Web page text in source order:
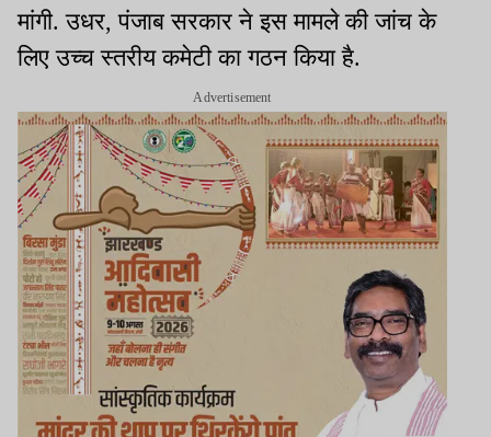
मांगी. उधर, पंजाब सरकार ने इस मामले की जांच के
लिए उच्च स्तरीय कमेटी का गठन किया है.
Advertisement